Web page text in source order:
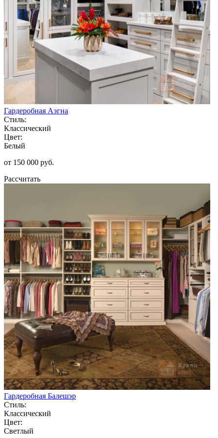
Гардеробная Аэгна
Стиль:
Классический
Цвет:
Белый
от 150 000 руб.
Рассчитать
Гардеробная Балешэр
Стиль:
Классический
Цвет:
Светлый